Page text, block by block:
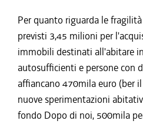
Per quanto riguarda le
previsti 3,45 milioni per
immobili destinati all'abitare
autosufficienti e persone con
affiancano 470mila euro (ber
nuove sperimentazioni
fondo Dopo di noi, 500mila